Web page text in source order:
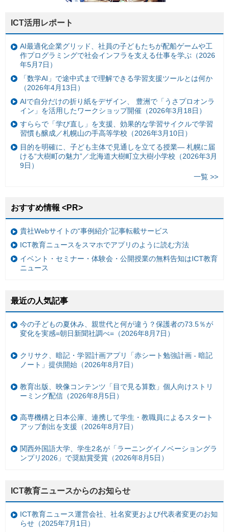
ICT活用レポート
AI最適化企業グリッド、社員の子どもたちが配船ゲームや工
作プログラミングで社会インフラを支える仕事を学ぶ（2026
年5月7日）
「数学AI」で途中式まで理解できる学習支援ツールとは何か
（2026年4月13日）
AIで自分だけの折り紙をデザイン、 豊洲で「うさプロオンラ
イン」を活用したワークショップ開催（2026年3月18日）
すららで「学び直し」を支援、効果的な学習サイクルで学習
習慣も醸成／札幌山の手高等学校（2026年3月10日）
目的を明確に、子ども主体で見通しを立てる授業— 札幌に届
ける“大樹町の魅力”／北海道大樹町立大樹小学校（2026年3月
9日）
一覧 >>
おすすめ情報 <PR>
貴社Webサイトの“事例紹介”記事転載サービス
ICT教育ニュースをスマホでアプリのように読む方法
イベント・セミナー・体験会・公開授業の無料告知はICT教育
ニュース
最近の人気記事
今の子どもの夏休み、親世代と何が違う？保護者の73.5％が
変化を実感=朝日新聞社調べ=（2026年8月7日）
クリサク、暗記・学習計画アプリ「赤シート勉強計画 - 暗記
ノート」提供開始（2026年8月7日）
教育出版、映像コンテンツ「目で見る算数」個人向けストリ
ーミング配信（2026年8月5日）
高専機構と日本公庫、連携して学生・教職員によるスタート
アップ創出を支援（2026年8月7日）
関西外国語大学、学生2名が「ラーニングイノベーショングラ
ンプリ2026」で奨励賞受賞（2026年8月5日）
ICT教育ニュースからのお知らせ
ICT教育ニュース運営会社、社名変更および代表者変更のお知
らせ（2025年7月1日）